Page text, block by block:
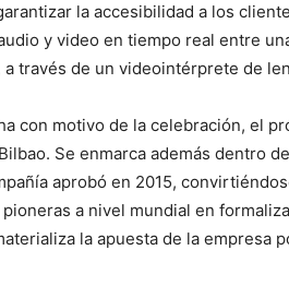
la accesibilidad a los
y video en tiempo real entre
través de un videointérprete de
con motivo de la celebración, el
Se enmarca además dentro
aprobó en 2015,
a nivel mundial en
la apuesta de la empresa